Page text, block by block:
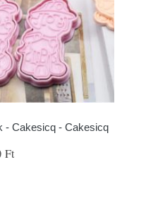
- Cakesicq - Cakesicq
Ft